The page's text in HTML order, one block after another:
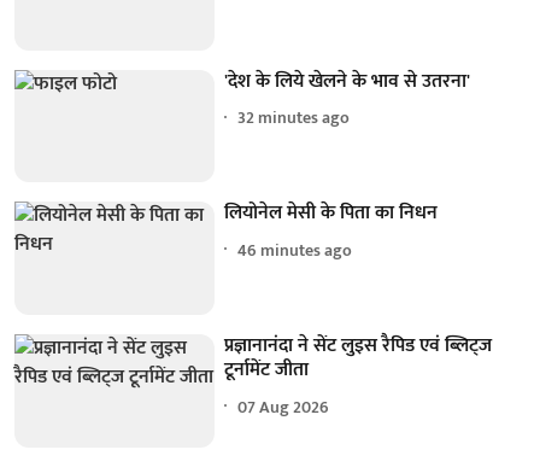
'देश के लिये खेलने के भाव से उतरना'
32 minutes ago
लियोनेल मेसी के पिता का निधन
46 minutes ago
प्रज्ञानानंदा ने सेंट लुइस रैपिड एवं ब्लिट्ज
टूर्नामेंट जीता
07 Aug 2026